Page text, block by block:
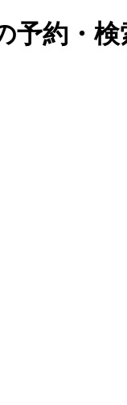
予約・検